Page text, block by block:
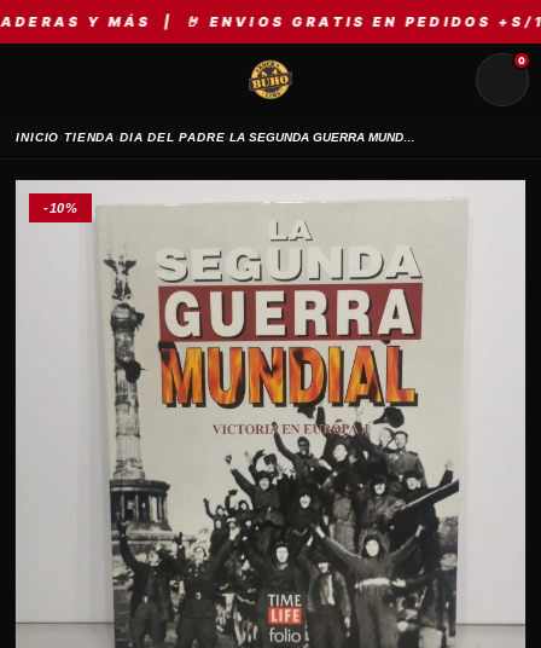
Y MÁS | 🤘 ENVIOS GRATIS EN PEDIDOS +S/
0
INICIO›TIENDA›DIA DEL PADRE›
-10%